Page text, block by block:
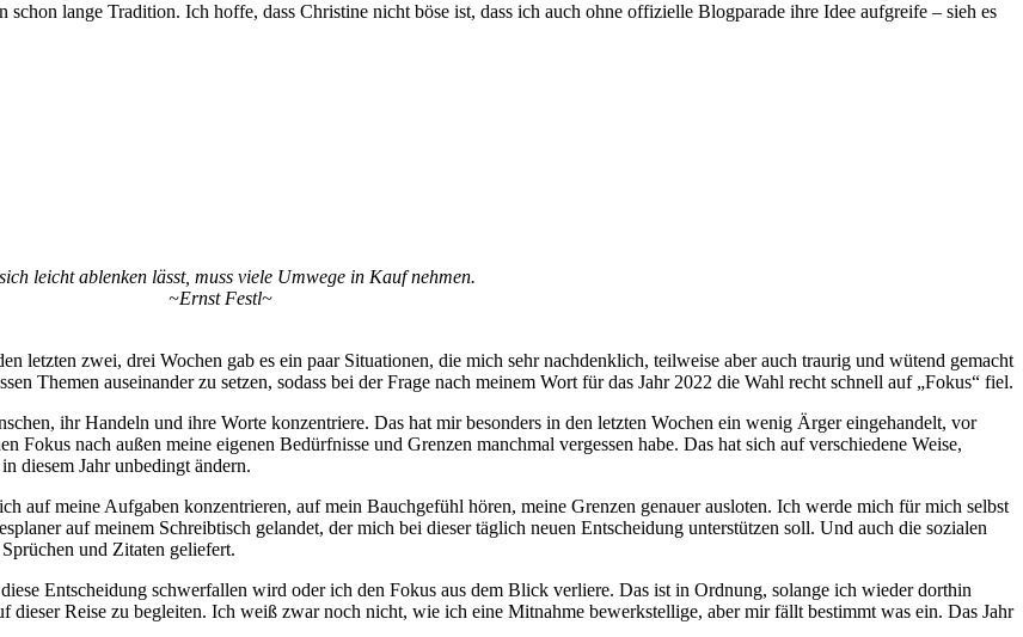
schon lange Tradition. Ich hoffe, dass Christine nicht böse ist, dass ich auch ohne offizielle Blogparade ihre Idee aufgreife – sieh es
leicht ablenken lässt, muss viele Umwege in Kauf nehmen.
~Ernst Festl~
letzten zwei, drei Wochen gab es ein paar Situationen, die mich sehr nachdenklich, teilweise aber auch traurig und wütend gemacht
Themen auseinander zu setzen, sodass bei der Frage nach meinem Wort für das Jahr 2022 die Wahl recht schnell auf „Fokus“ fiel.
ihr Handeln und ihre Worte konzentriere. Das hat mir besonders in den letzten Wochen ein wenig Ärger eingehandelt, vor
Fokus nach außen meine eigenen Bedürfnisse und Grenzen manchmal vergessen habe. Das hat sich auf verschiedene Weise,
diesem Jahr unbedingt ändern.
auf meine Aufgaben konzentrieren, auf mein Bauchgefühl hören, meine Grenzen genauer ausloten. Ich werde mich für mich selbst
auf meinem Schreibtisch gelandet, der mich bei dieser täglich neuen Entscheidung unterstützen soll. Und auch die sozialen
und Zitaten geliefert.
Entscheidung schwerfallen wird oder ich den Fokus aus dem Blick verliere. Das ist in Ordnung, solange ich wieder dorthin
Reise zu begleiten. Ich weiß zwar noch nicht, wie ich eine Mitnahme bewerkstellige, aber mir fällt bestimmt was ein. Das Jahr